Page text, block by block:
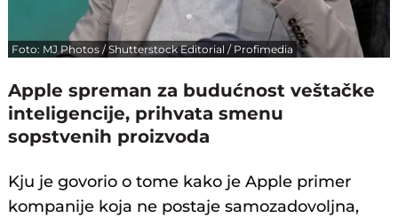
Foto: MJ Photos / Shutterstock Editorial / Profimedia
Apple spreman za budućnost veštačke
inteligencije, prihvata smenu
sopstvenih proizvoda
Kju je govorio o tome kako je Apple primer
kompanije koja ne postaje samozadovoljna,